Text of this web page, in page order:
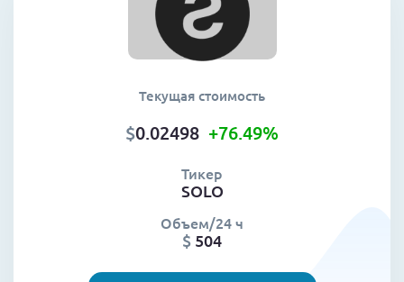
Текущая стоимость
$0.02498 +76.49%
Тикер
SOLO
Объем/24 ч
$ 504